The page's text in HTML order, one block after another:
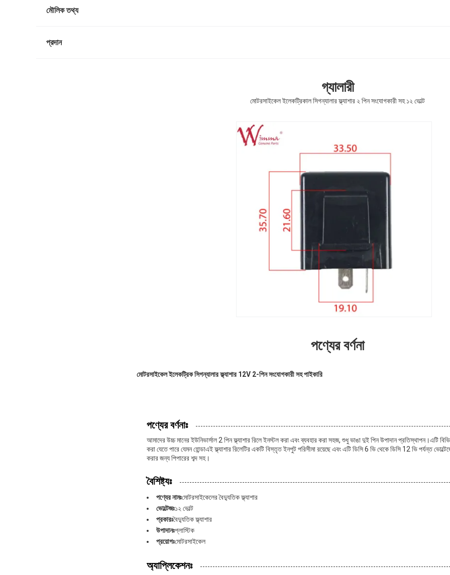
মৌলিক তথ্য
প্রদান
গ্যালারী
মোটরসাইকেল ইলেকট্রিকাল সিগন্যালার ফ্ল্যাশার ২ পিন সংযোগকারী সহ ১২ ভোল্ট
পণ্যের বর্ণনা
মোটরসাইকেল ইলেকট্রিক সিগন্যালার ফ্ল্যাশার 12V 2-পিন সংযোগকারী সহ পাইকারি
পণ্যের বর্ণনাঃ
আমাদের উচ্চ মানের ইউনিভার্সাল 2 পিন ফ্ল্যাশার রিলে ইনস্টল করা এবং ব্যবহার করা সহজ, শুধু ভাঙা দুই পিন উপাদান প্রতিস্থাপন।এটি
করা যেতে পারে যেমন হোন্ডাএই ফ্ল্যাশার রিলেটির একটি বিস্তৃত ইনপুট পরিসীমা রয়েছে এবং এটি ডিসি 6 ভি থেকে ডিসি 12 ভি পর্যন্ত
করার জন্য পিপারের শব্দ সহ।
বৈশিষ্ট্যঃ
পণ্যের নামঃমোটরসাইকেলের বৈদ্যুতিক ফ্ল্যাশার
ভোল্টেজঃ১২ ভোল্ট
প্রকারঃবৈদ্যুতিক ফ্ল্যাশার
উপাদানঃপ্লাস্টিক
প্রয়োগঃমোটরসাইকেল
অ্যাপ্লিকেশনঃ